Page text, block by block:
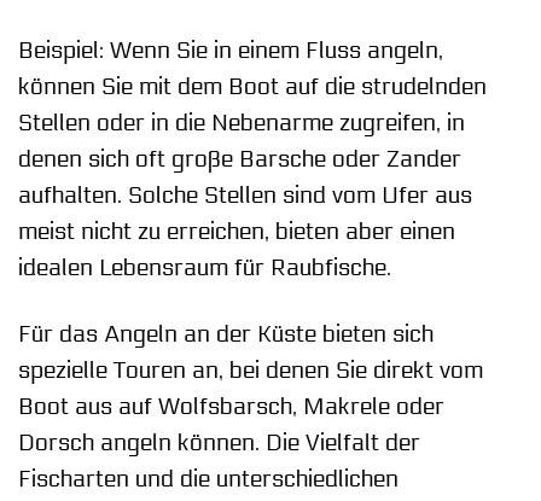
Beispiel: Wenn Sie in einem Fluss angeln,
können Sie mit dem Boot auf die strudelnden
Stellen oder in die Nebenarme zugreifen, in
denen sich oft große Barsche oder Zander
aufhalten. Solche Stellen sind vom Ufer aus
meist nicht zu erreichen, bieten aber einen
idealen Lebensraum für Raubfische.
Für das Angeln an der Küste bieten sich
spezielle Touren an, bei denen Sie direkt vom
Boot aus auf Wolfsbarsch, Makrele oder
Dorsch angeln können. Die Vielfalt der
Fischarten und die unterschiedlichen